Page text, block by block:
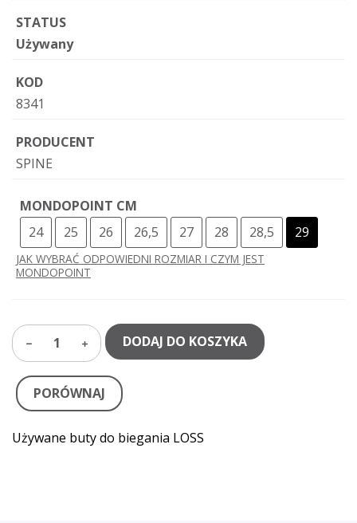
STATUS
Używany
KOD
8341
PRODUCENT
SPINE
MONDOPOINT CM
24
25 26 26,5 27 28 28,5 29
JAK WYBRAĆ ODPOWIEDNI ROZMIAR I CZYM JEST
MONDOPOINT
1 DODAJ DO KOSZYKA
PORÓWNAJ
Używane buty do biegania LOSS